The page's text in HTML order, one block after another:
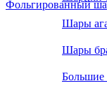
Шары
Шары
Фольгированный